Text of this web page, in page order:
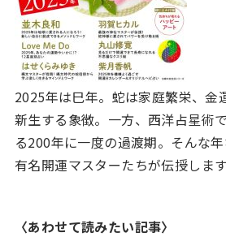
2025年は巳年。蛇は家庭繁栄、金
新生する象徴。一方、西洋占星術
る200年に一度の過渡期。そんな
有名開運マスターたちが伝授します
〈あわせて読みたい記事〉